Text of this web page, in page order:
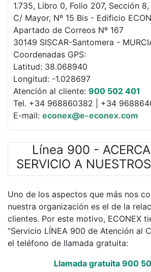
1.735, Libro 0, Folio 207, Sección
C/ Mayor, Nº 15 Bis - Edificio
Apartado de Correos Nº 167
30149 SISCAR-Santomera -
Coordenadas GPS:
Latitud: 38.068940
Longitud: -1.028697
Atención al cliente: 900 502 401
Tel. +34 968860382 | +34
E-mail: econex@e-econex.com
Línea 900 -
SERVICIO A
Uno de los aspectos que más nos
nuestra organización es el de la
clientes. Por este motivo, ECONEX
“Servicio LÍNEA 900 de Atención al
el teléfono de llamada gratuita:
Llamada gratuita 900